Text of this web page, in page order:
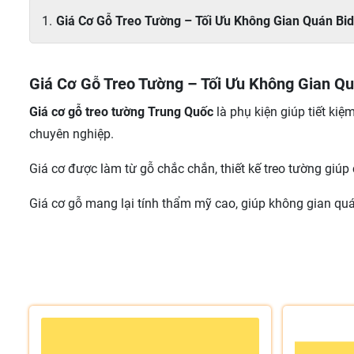
Giá Cơ Gỗ Treo Tường – Tối Ưu Không Gian Quán
Giá Cơ Gỗ Treo Tường – Tối Ưu Không Gian
Giá cơ gỗ treo tường Trung Quốc là phụ kiện giúp tiết
chuyên nghiệp.
Giá cơ được làm từ gỗ chắc chắn, thiết kế treo tường
Giá cơ gỗ mang lại tính thẩm mỹ cao, giúp không gian